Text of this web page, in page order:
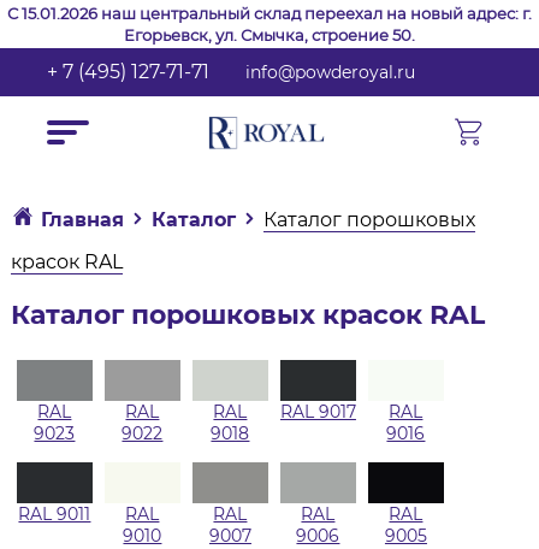
С 15.01.2026 наш центральный склад переехал на новый адрес: г.
Егорьевск, ул. Смычка, строение 50.
+ 7 (495) 127-71-71 info@powderoyal.ru
Главная Каталог
Каталог порошковых
красок RAL
Каталог порошковых красок RAL
RAL
9023
RAL
9022
RAL
9018
RAL 9017
RAL
9016
RAL 9011
RAL
9010
RAL
9007
RAL
9006
RAL
9005